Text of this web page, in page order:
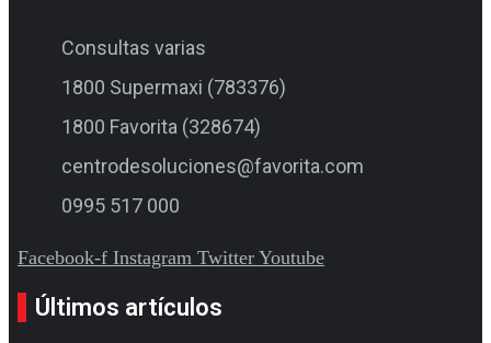
Consultas varias
1800 Supermaxi (783376)
1800 Favorita (328674)
centrodesoluciones@favorita.com
0995 517 000
Facebook-f Instagram Twitter Youtube
Últimos artículos